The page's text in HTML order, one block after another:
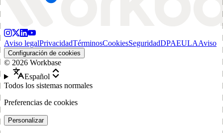
Aviso legalPrivacidadTérminosCookiesSeguridadDPAEULAAviso
Configuración de cookies
© 2026 Workbase
Español
Todos los sistemas normales
Preferencias de cookies
Personalizar